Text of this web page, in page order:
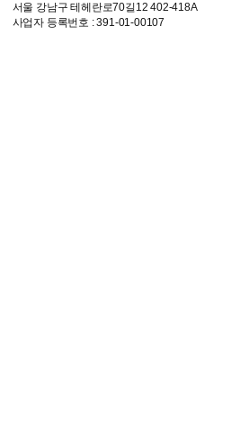
서울 강남구 테헤란로70길12 402-418A
사업자 등록번호 : 391-01-00107